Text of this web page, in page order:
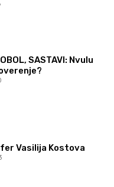
SASTAVI: Nvulu
Vasilija Kostova